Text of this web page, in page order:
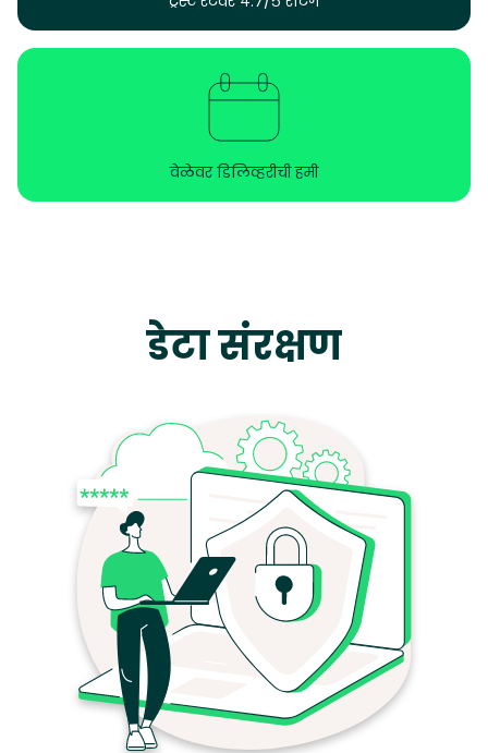
वेळेवर डिलिव्हरीची हमी
डेटा संरक्षण